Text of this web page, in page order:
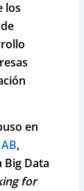
los
en
,
Big Data
for